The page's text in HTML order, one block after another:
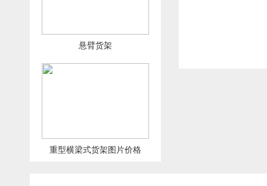
悬臂货架
重型横梁式货架图片价格